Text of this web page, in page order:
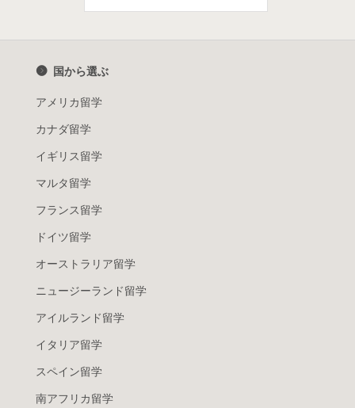
国から選ぶ
アメリカ留学
カナダ留学
イギリス留学
マルタ留学
フランス留学
ドイツ留学
オーストラリア留学
ニュージーランド留学
アイルランド留学
イタリア留学
スペイン留学
南アフリカ留学